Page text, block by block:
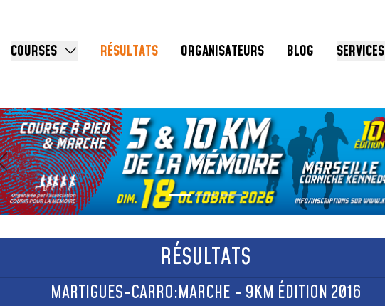
COURSES RÉSULTATS ORGANISATEURS BLOG SERVICES
Précédent
RÉSULTATS
MARTIGUES-CARRO:MARCHE - 9KM ÉDITION 2016